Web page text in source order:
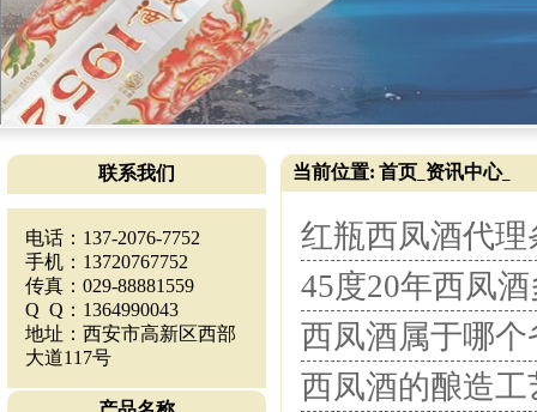
联系我们
电话：137-2076-7752
手机：13720767752
传真：029-88881559
Q Q：1364990043
地址：西安市高新区西部
大道117号
当前位置: 首页 资讯中心_
红瓶西凤酒代理
45度20年西凤
西凤酒属于哪
西凤酒的酿造工